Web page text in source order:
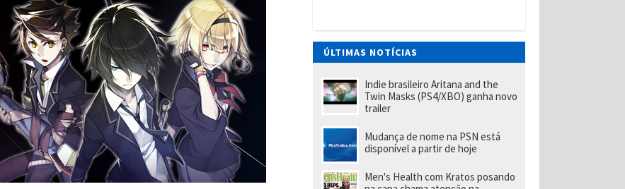
e ÚLTIMAS NOTÍCIAS
Indie brasileiro Aritana and the
Twin Masks (PS4/XBO) ganha novo
trailer
Mudança de nome na PSN está
disponível a partir de hoje
Men's Health com Kratos posando